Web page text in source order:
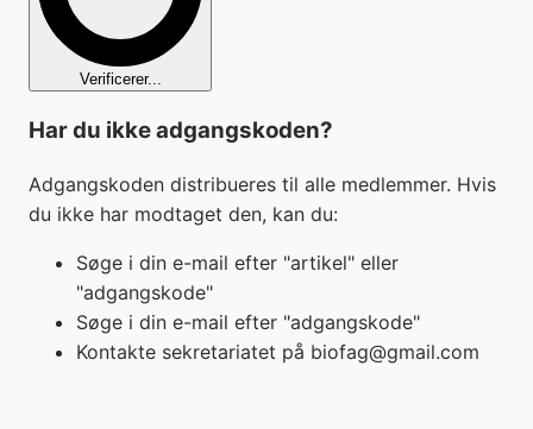
Verificerer...
Har du ikke adgangskoden?
Adgangskoden distribueres til alle medlemmer. Hvis
du ikke har modtaget den, kan du:
Søge i din e-mail efter "artikel" eller
"adgangskode"
Søge i din e-mail efter "adgangskode"
Kontakte sekretariatet på biofag@gmail.com